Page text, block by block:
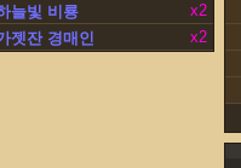
늘빛 비룡
x2
젯잔 경매인 x2